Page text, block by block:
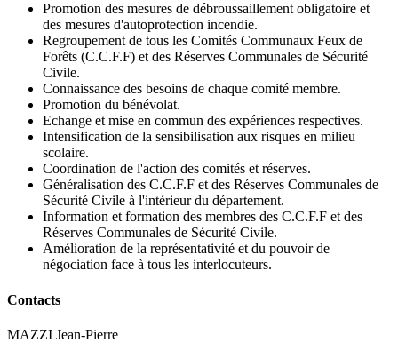
Promotion des mesures de débroussaillement obligatoire et
des mesures d'autoprotection incendie.
Regroupement de tous les Comités Communaux Feux de
Forêts (C.C.F.F) et des Réserves Communales de Sécurité
Civile.
Connaissance des besoins de chaque comité membre.
Promotion du bénévolat.
Echange et mise en commun des expériences respectives.
Intensification de la sensibilisation aux risques en milieu
scolaire.
Coordination de l'action des comités et réserves.
Généralisation des C.C.F.F et des Réserves Communales de
Sécurité Civile à l'intérieur du département.
Information et formation des membres des C.C.F.F et des
Réserves Communales de Sécurité Civile.
Amélioration de la représentativité et du pouvoir de
négociation face à tous les interlocuteurs.
Contacts
MAZZI Jean-Pierre